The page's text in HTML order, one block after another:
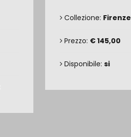
Collezione: Firenze
Prezzo: € 145,00
Disponibile: si